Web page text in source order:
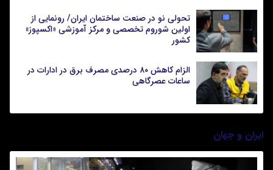
تحولی نو در صنعت ساختمان ایران/ رونمایی از
اولین شوروم تخصصی و مرکز آموزشی «اکسپوز»
کشور
الزام کاهش ۸۰ درصدی مصرف برق در ادارات در
ساعات عصرگاهی
ایران و جهان